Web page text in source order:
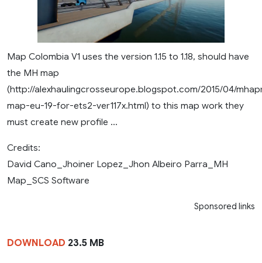
Map Colombia V1 uses the version 1.15 to 1.18, should have
the MH map
(http://alexhaulingcrosseurope.blogspot.com/2015/04/
map-eu-19-for-ets2-ver117x.html) to this map work they
must create new profile …
Credits:
David Cano_Jhoiner Lopez_Jhon Albeiro Parra_MH
Map_SCS Software
Sponsored links
DOWNLOAD 23.5 MB